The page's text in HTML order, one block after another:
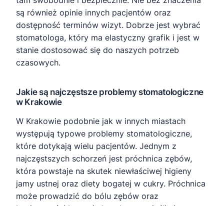
są również opinie innych pacjentów oraz
dostępność terminów wizyt. Dobrze jest wybrać
stomatologa, który ma elastyczny grafik i jest w
stanie dostosować się do naszych potrzeb
czasowych.
Jakie są najczęstsze problemy stomatologiczne
w Krakowie
W Krakowie podobnie jak w innych miastach
występują typowe problemy stomatologiczne,
które dotykają wielu pacjentów. Jednym z
najczęstszych schorzeń jest próchnica zębów,
która powstaje na skutek niewłaściwej higieny
jamy ustnej oraz diety bogatej w cukry. Próchnica
może prowadzić do bólu zębów oraz